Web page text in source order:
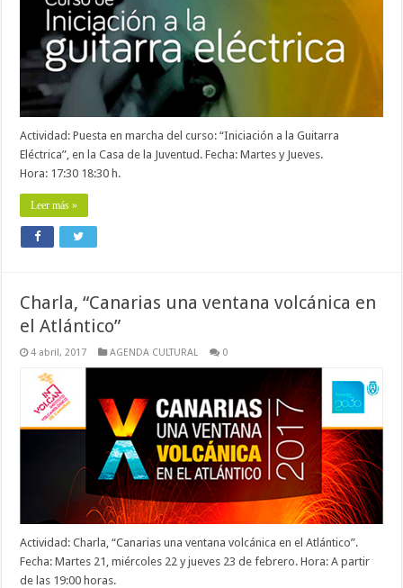
Actividad: Puesta en marcha del curso: “Iniciación a la Guitarra
Eléctrica”, en la Casa de la Juventud. Fecha: Martes y Jueves.
Hora: 17:30 18:30 h.
Leer más »
Charla, “Canarias una ventana volcánica en
el Atlántico”
4 abril, 2017 AGENDA CULTURAL 0
Actividad: Charla, “Canarias una ventana volcánica en el Atlántico”.
Fecha: Martes 21, miércoles 22 y jueves 23 de febrero. Hora: A partir
de las 19:00 horas.